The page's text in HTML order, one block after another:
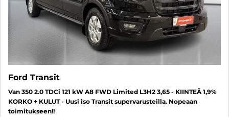
Ford Transit
Van 350 2.0 TDCi 121 kW A8 FWD Limited L3H2 3,65 - KIINTEÄ 1,9%
KORKO + KULUT - Uusi iso Transit supervarusteilla. Nopeaan
toimitukseen!!